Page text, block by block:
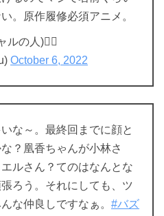
。原作履修必須アニメ。
の人)🏳️‍🌈
October 6, 2022
な～。最終回までに顔と
？凰香ちゃんが小林さ
ルさん？てのはなんとな
ろう。それにしても、ツ
な仲良しですなぁ。 #バズ